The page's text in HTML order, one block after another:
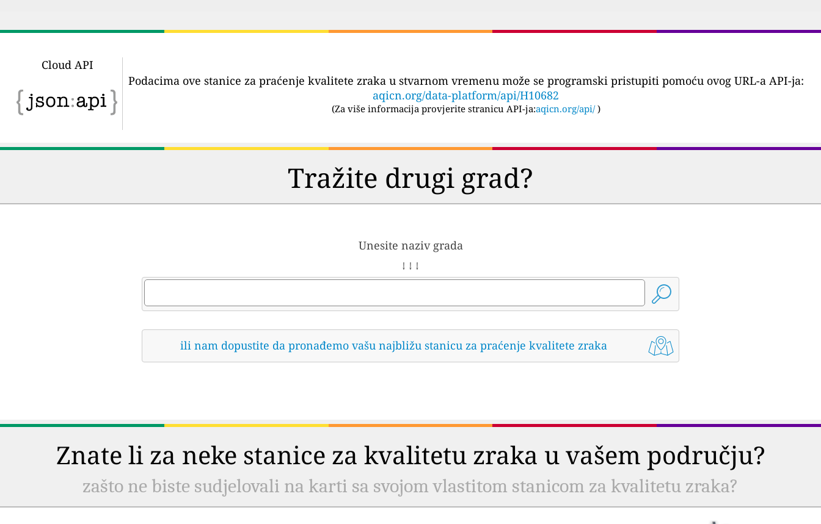
Cloud API
Podacima ove stanice za praćenje kvalitete zraka u stvarnom vremenu može se programski pristupiti pomoću ovog URL-a API-ja:
aqicn.org/data-platform/api/H10682
(Za više informacija provjerite stranicu API-ja:aqicn.org/api/ )
Tražite drugi grad?
Unesite naziv grada
↓ ↓ ↓
ili nam dopustite da pronađemo vašu najbližu stanicu za praćenje kvalitete zraka
Znate li za neke stanice za kvalitetu zraka u vašem području?
zašto ne biste sudjelovali na karti sa svojom vlastitom stanicom za kvalitetu zraka?